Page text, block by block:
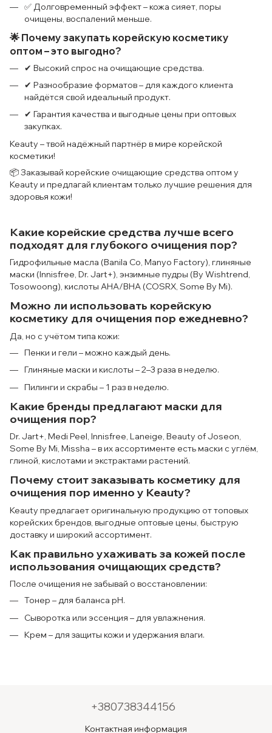
✅ Долговременный эффект – кожа сияет, поры
очищены, воспалений меньше.
🌟 Почему закупать корейскую косметику
оптом – это выгодно?
✔ Высокий спрос на очищающие средства.
✔ Разнообразие форматов – для каждого клиента
найдётся свой идеальный продукт.
✔ Гарантия качества и выгодные цены при оптовых
закупках.
Keauty – твой надёжный партнёр в мире корейской
косметики!
📦 Заказывай корейские очищающие средства оптом у
Keauty и предлагай клиентам только лучшие решения для
здоровья кожи!
Какие корейские средства лучше всего
подходят для глубокого очищения пор?
Гидрофильные масла (Banila Co, Manyo Factory), глиняные
маски (Innisfree, Dr. Jart+), энзимные пудры (By Wishtrend,
Tosowoong), кислоты AHA/BHA (COSRX, Some By Mi).
Можно ли использовать корейскую
косметику для очищения пор ежедневно?
Да, но с учётом типа кожи:
Пенки и гели – можно каждый день.
Глиняные маски и кислоты – 2–3 раза в неделю.
Пилинги и скрабы – 1 раз в неделю.
Какие бренды предлагают маски для
очищения пор?
Dr. Jart+, Medi Peel, Innisfree, Laneige, Beauty of Joseon,
Some By Mi, Missha – в их ассортименте есть маски с углём,
глиной, кислотами и экстрактами растений.
Почему стоит заказывать косметику для
очищения пор именно у Keauty?
Keauty предлагает оригинальную продукцию от топовых
корейских брендов, выгодные оптовые цены, быструю
доставку и широкий ассортимент.
Как правильно ухаживать за кожей после
использования очищающих средств?
После очищения не забывай о восстановлении:
Тонер – для баланса pH.
Сыворотка или эссенция – для увлажнения.
Крем – для защиты кожи и удержания влаги.
+380738344156
Контактная информация